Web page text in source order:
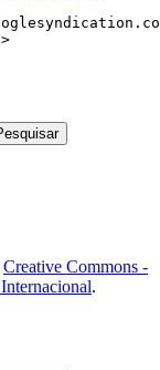
Creative Commons -
.